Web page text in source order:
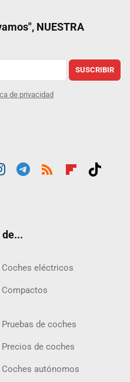
NUESTRA
SUSCRIBIR
de privacidad
Coches eléctricos
Compactos
Pruebas de coches
Precios de coches
Coches autónomos